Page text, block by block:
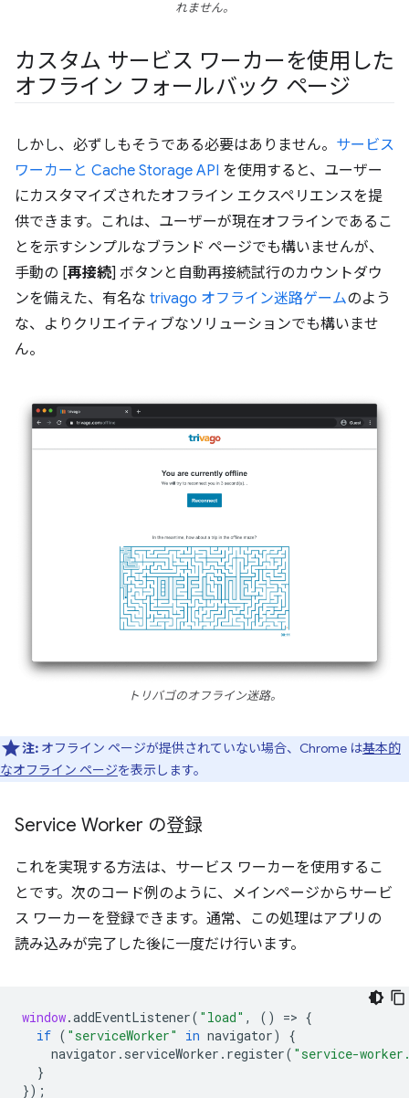
れません。
カスタム サービス ワーカーを使用した
オフライン フォールバック ページ
しかし、必ずしもそうである必要はありません。 サービス
ワーカーと Cache Storage API を使用すると、ユーザー
にカスタマイズされたオフライン エクスペリエンスを提
供できます。これは、ユーザーが現在オフラインであるこ
とを示すシンプルなブランド ページでも構いませんが、
手動の [再接続] ボタンと自動再接続試行のカウントダウ
ンを備えた、有名な trivago オフライン迷路ゲームのよう
な、よりクリエイティブなソリューションでも構いませ
ん。
トリバゴのオフライン迷路。
注: オフライン ページが提供されていない場合、Chrome は基本的
なオフライン ページを表示します。
Service Worker の登録
これを実現する方法は、サービス ワーカーを使用するこ
とです。次のコード例のように、メインページからサービ
ス ワーカーを登録できます。通常、この処理はアプリの
読み込みが完了した後に一度だけ行います。
window.addEventListener( "load" , () => {
if ( "serviceWorker" in navigator)
{
navigator . serviceWorker . register( "service-
}
});